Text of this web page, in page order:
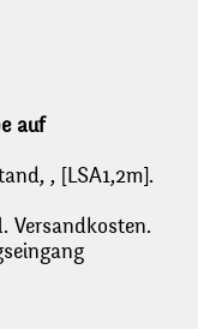
auf
, [LSA1,2m].
Versandkosten.